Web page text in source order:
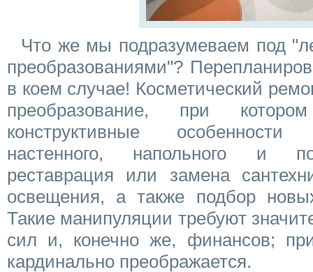
Что же мы подразумеваем под
преобразованиями"?
в коем случае! Косметический
преобразование, при
конструктивные
настенного, напольного и
реставрация или замена
освещения, а также подбор
Такие манипуляции требуют
сил и, конечно же, финансов;
кардинально преображается.